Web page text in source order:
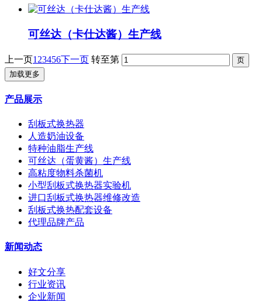
可丝达（卡仕达酱）生产线
上一页1 23456下一页 转至第
加载更多
产品展示
刮板式换热器
人造奶油设备
特种油脂生产线
可丝达（蛋黄酱）生产线
高粘度物料杀菌机
小型刮板式换热器实验机
进口刮板式换热器维修改造
刮板式换热配套设备
代理品牌产品
新闻动态
好文分享
行业资讯
企业新闻